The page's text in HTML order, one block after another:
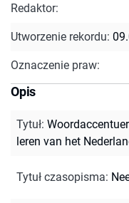
Redaktor:
Utworzenie rekordu:
Oznaczenie praw:
Opis
Tytuł:
leren van het
Tytuł czasopisma: